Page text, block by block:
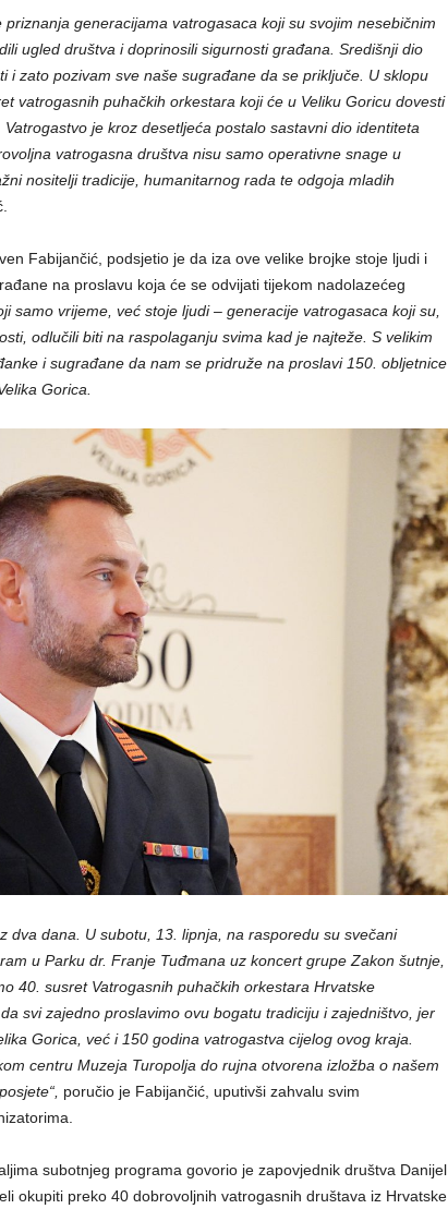
generacijama vatrogasaca koji su svojim nesebičnim
ugled društva i doprinosili sigurnosti građana. Središnji dio
i zato pozivam sve naše sugrađane da se priključe. U sklopu
vatrogasnih puhačkih orkestara koji će u Veliku Goricu dovesti
je kroz desetljeća postalo sastavni dio identiteta
vatrogasna društva nisu samo operativne snage u
nositelji tradicije, humanitarnog rada te odgoja mladih
Fabijančić, podsjetio je da iza ove velike brojke stoje ljudi i
na proslavu koja će se odvijati tijekom nadolazećeg
samo vrijeme, već stoje ljudi – generacije vatrogasaca koji su,
odlučili biti na raspolaganju svima kad je najteže. S velikim
i sugrađane da nam se pridruže na proslavi 150. obljetnice
Gorica.
dva dana. U subotu, 13. lipnja, na rasporedu su svečani
u Parku dr. Franje Tuđmana uz koncert grupe Zakon šutnje,
40. susret Vatrogasnih puhačkih orkestara Hrvatske
svi zajedno proslavimo ovu bogatu tradiciju i zajedništvo, jer
Gorica, već i 150 godina vatrogastva cijelog ovog kraja.
centru Muzeja Turopolja do rujna otvorena izložba o našem
poručio je Fabijančić, uputivši zahvalu svim
subotnjeg programa govorio je zapovjednik društva Danijel
okupiti preko 40 dobrovoljnih vatrogasnih društava iz Hrvatske